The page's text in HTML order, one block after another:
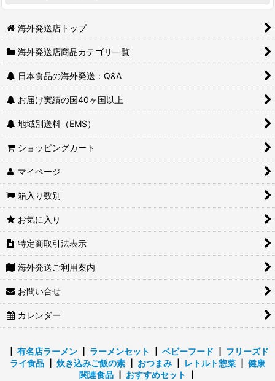
絞り込む
日本の定番メーカー (全商品)
レトルト・丼もの
カップラーメン・インスタントラーメン
かんたん料理の素
調味料
パスタソース
レトルトカレー・シチュールウ
海苔・漬物・ふりかけ
ジャム・バター
インスタントスープ
海外発送店トップ
海外発送店商品カテゴリ一覧
日本食品の海外発送：Q&A
お届け実績の国40ヶ国以上
地域別送料（EMS）
ショッピングカート
マイページ
箱入り数別
お気に入り
特定商取引法表示
海外発送ご利用案内
お問い合せ
カレンダー
有名店ラーメン┃ ラーメンセット ベビーフード
フリーズド
ライ食品
炊き込みご飯の素 おつまみ レトルト惣菜
健康
関連食品┃ おすすめセット